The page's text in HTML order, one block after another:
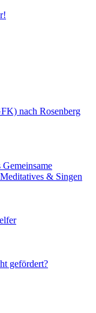
nach Rosenberg
& Singen
gefördert?